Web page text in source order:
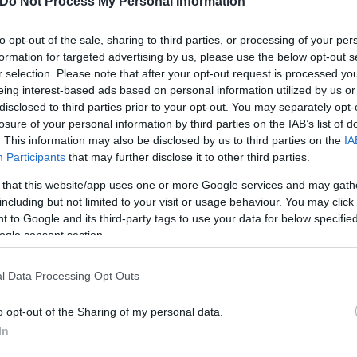
opt-out of the sale, sharing to third parties, or processing of your
for targeted advertising by us, please use the below opt-out
selection. Please note that after your opt-out request is processed
interest-based ads based on personal information utilized by us
to third parties prior to your opt-out. You may separately
of your personal information by third parties on the IAB’s list of
This information may also be disclosed by us to third parties on the
Participants that may further disclose it to other third parties.
that this website/app uses one or more Google services and may
but not limited to your visit or usage behaviour. You may
to Google and its third-party tags to use your data for below
consent section.
Data Processing Opt Outs
opt-out of the Sharing of my personal data.
να μπορεί να σταματήσει, με το σύστημα
απόφαση ήταν να σταματήσει η πορεία του
ζωή του, στην προσπάθεια του να πηδήξει από
καταλογίζει ευθύνες στην γερμανική
των γραμμών και στην οποία ανήκει το
πως το συγκεκριμένο όχημα είχε παρουσιάσει
πάλι ο έλεγχος των φρένων. Την ίδια ώρα,
κάποιο πρόβλημα.